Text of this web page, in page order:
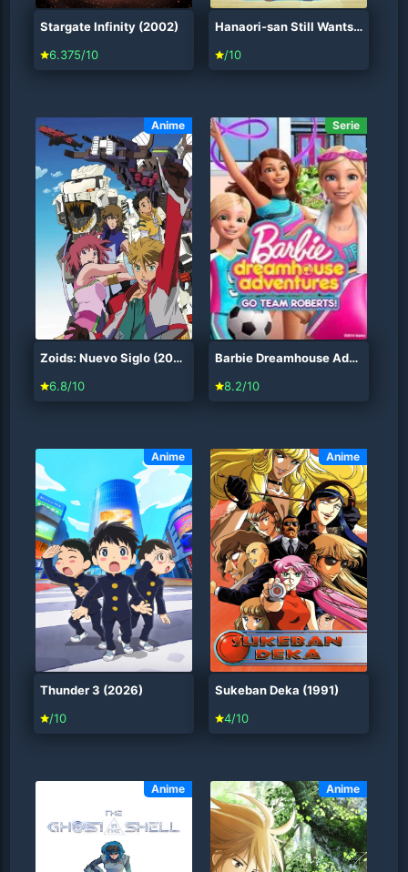
Stargate Infinity (2002)
6.375/10
Hanaori-san Still Wants to Fight in the Next Life (2026)
/10
Anime
Zoids: Nuevo Siglo (2001)
6.8/10
Serie
Barbie Dreamhouse Adventures: Go Team Roberts (2019)
8.2/10
Anime
Thunder 3 (2026)
/10
Anime
Sukeban Deka (1991)
4/10
Anime Anime